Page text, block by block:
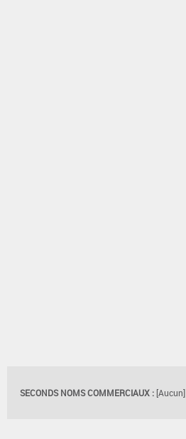
SECONDS NOMS COMMERCIAUX : [Aucun]